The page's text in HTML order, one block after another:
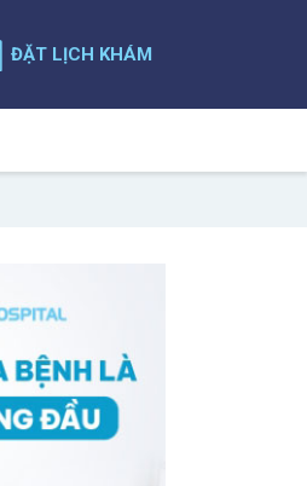
ĐẶT LỊCH KHÁM